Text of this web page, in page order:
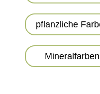
pflanzliche
Mineralfarben